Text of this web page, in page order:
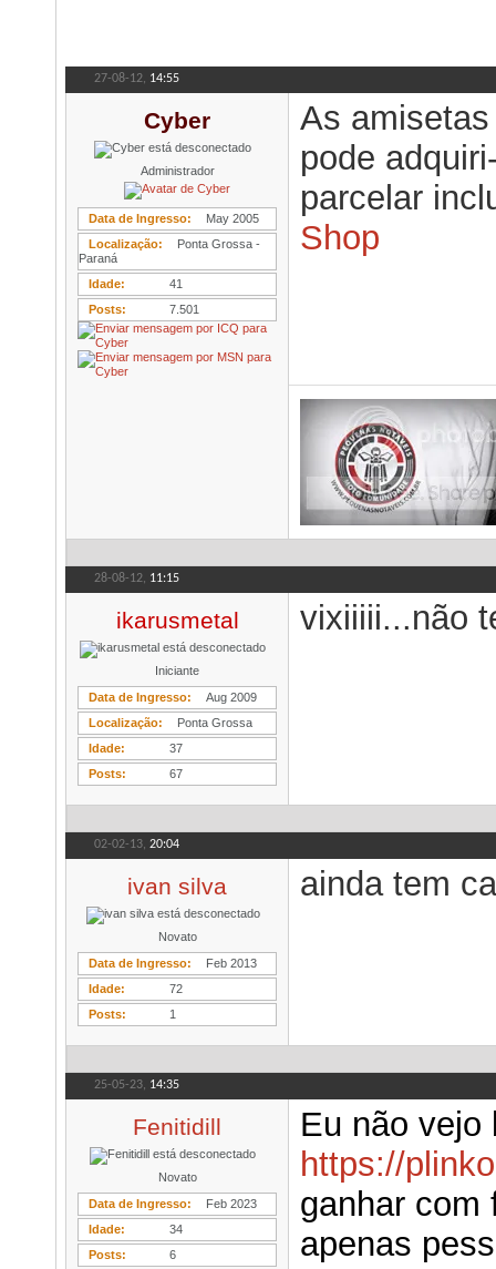
27-08-12, 14:55
Cyber
Administrador
Data de Ingresso
May 2005
Localização
Ponta Grossa -
Paraná
Idade
41
Posts
7.501
As
pode
parcelar
Shop
28-08-12, 11:15
ikarusmetal
Iniciante
Data de Ingresso
Aug 2009
Localização
Ponta Grossa
Idade
37
Posts
67
vixiiiii...não
02-02-13, 20:04
ivan silva
Novato
Data de Ingresso
Feb 2013
Idade
72
Posts
1
ainda tem
25-05-23, 14:35
Fenitidill
Novato
Data de Ingresso
Feb 2023
Idade
34
Posts
6
Eu não vejo
https://
ganhar com
apenas